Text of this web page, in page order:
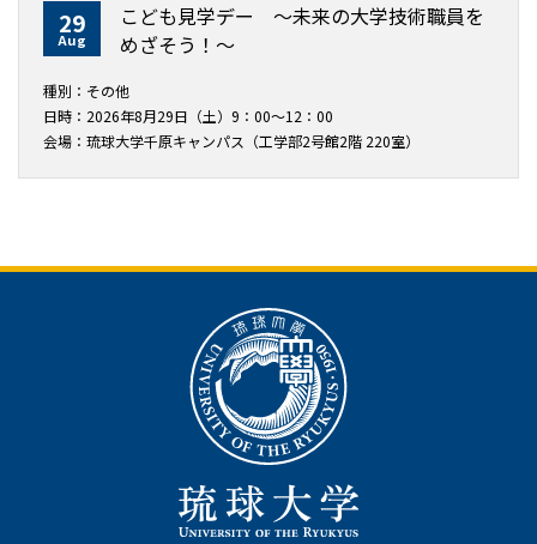
29
Aug
こども見学デー ～未来の大学技術職員を
めざそう！〜
種別：その他
日時：2026年8月29日（土）9：00～12：00
会場：琉球大学千原キャンパス（工学部2号館2階 220室）